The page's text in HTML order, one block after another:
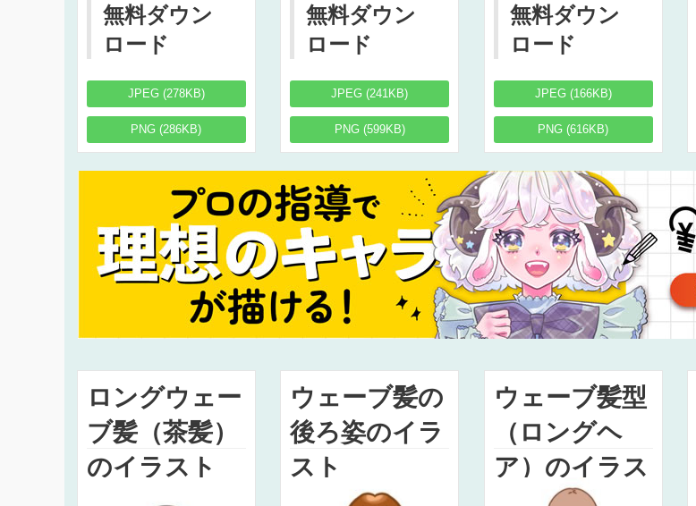
無料ダウン
ロード
JPEG (278KB)
PNG (286KB)
無料ダウン
ロード
JPEG (241KB)
PNG (599KB)
無料ダウン
ロード
JPEG (166KB)
PNG (616KB)
ロングウェー
ブ髪（茶髪）
のイラスト
ウェーブ髪の
後ろ姿のイラ
スト
ウェーブ髪型
（ロングヘ
ア）のイラス